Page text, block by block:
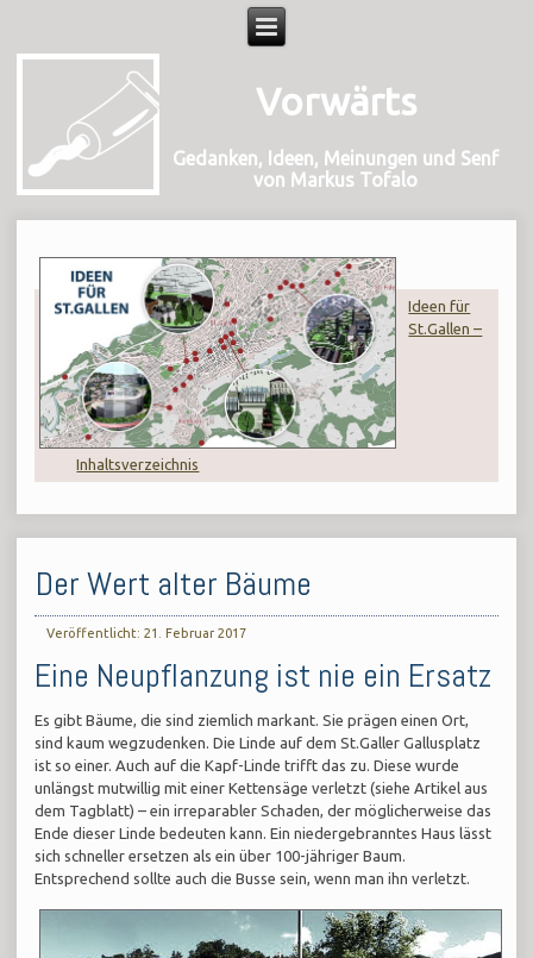
Vorwärts
Gedanken, Ideen, Meinungen und Senf
von Markus Tofalo
Ideen für
St.Gallen –
Inhaltsverzeichnis
Der Wert alter Bäume
Veröffentlicht: 21. Februar 2017
Eine Neupflanzung ist nie ein Ersatz
Es gibt Bäume, die sind ziemlich markant. Sie prägen einen Ort,
sind kaum wegzudenken. Die Linde auf dem St.Galler Gallusplatz
ist so einer. Auch auf die Kapf-Linde trifft das zu. Diese wurde
unlängst mutwillig mit einer Kettensäge verletzt (siehe Artikel aus
dem Tagblatt) – ein irreparabler Schaden, der möglicherweise das
Ende dieser Linde bedeuten kann. Ein niedergebranntes Haus lässt
sich schneller ersetzen als ein über 100-jähriger Baum.
Entsprechend sollte auch die Busse sein, wenn man ihn verletzt.